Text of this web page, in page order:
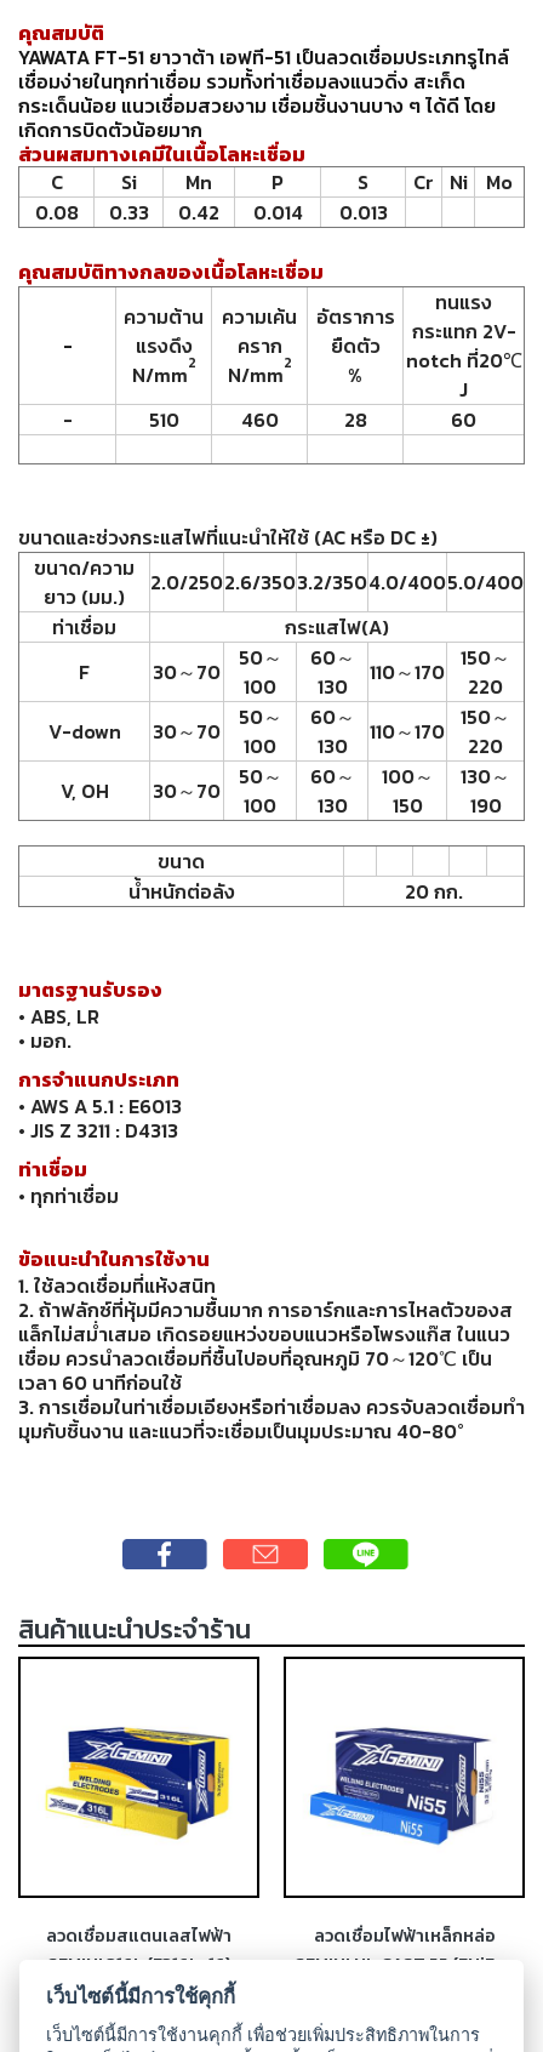
เชื่อม
ไฟฟ้า
(MMA)
-
เชื่อม
อาร์กอน
(TIG)
-
-
เชื่อม
ซ์
คอ
ลล์
(FCW)
เชื่อม
(SAW)
เชื่อม
แก๊ส
เชื่อม
แตน
เลส
เชื่อม
ไฟฟ้า
(MMA)
-
เชื่อม
อาร์กอน
(TIG)
-
เชื่อม
ซี
ลัก
ซ์
(FCW)
เชื่อม
อร์ก
คุณสมบัติ
YAWATA FT-51 ยาวาต้า เอฟที-51 เป็นลวดเชื่อมประเภทรูไทล์
เชื่อมง่ายในทุกท่าเชื่อม รวมทั้งท่าเชื่อมลงแนวดิ่ง สะเก็ด
กระเด็นน้อย แนวเชื่อมสวยงาม เชื่อมชิ้นงานบาง ๆ ได้ดี โดย
เกิดการบิดตัวน้อยมาก
ส่วนผสมทางเคมีในเนื้อโลหะเชื่อม
C
Si Mn P S Cr Ni
Mo
0.08 0.33 0.42 0.014 0.013
คุณสมบัติทางกลของเนื้อโลหะเชื่อม
-
ความต้าน
แรงดึง
N/mm2
ความเค้น
คราก
N/mm2
อัตราการ
ยืดตัว
%
ทนแรง
กระแทก 2V-
notch ที่20℃
J
-
510 460 28 60
ขนาดและช่วงกระแสไฟที่แนะนำให้ใช้ (AC หรือ DC ±)
ขนาด/ความ
ยาว (มม.)
2.0/2502.6/3503.2/3504.0/4005.0/400
ท่าเชื่อม
กระแสไฟ(A)
F
30～70 50～
100
60～
130
110～170 150～
220
V-down 30～70 50～
100
60～
130
110～170 150～
220
V, OH
30～70 50～
100
60～
130
100～
150
130～
190
ขนาด
น้ำหนักต่อลัง
20กก.
มาตรฐานรับรอง
• ABS, LR
• มอก.
การจำแนกประเภท
• AWS A 5.1 : E6013
• JIS Z 3211 : D4313
ท่าเชื่อม
• ทุกท่าเชื่อม
ข้อแนะนำในการใช้งาน
1. ใช้ลวดเชื่อมที่แห้งสนิท
2. ถ้าฟลักซ์ที่หุ้มมีความชื้นมาก การอาร์กและการไหลตัวของส
แล็กไม่สมํ่าเสมอ เกิดรอยแหว่งขอบแนวหรือโพรงแก๊ส ในแนว
เชื่อม ควรนำลวดเชื่อมที่ชื้นไปอบที่อุณหภูมิ 70～120℃ เป็น
เวลา 60 นาทีก่อนใช้
3. การเชื่อมในท่าเชื่อมเอียงหรือท่าเชื่อมลง ควรจับลวดเชื่อมทำ
มุมกับชิ้นงาน และแนวที่จะเชื่อมเป็นมุมประมาณ 40-80°
สินค้าแนะนำประจำร้าน
ลวดเชื่อมสแตนเลสไฟฟ้า
GEMINI 316L (E316L-16)
ลวดเชื่อมไฟฟ้าเหล็กหล่อ
GEMINI NI-CAST 55 (ENiFe-
เว็บไซต์นี้มีการใช้คุกกี้
เว็บไซต์นี้มีการใช้งานคุกกี้ เพื่อช่วยเพิ่มประสิทธิภาพในการ